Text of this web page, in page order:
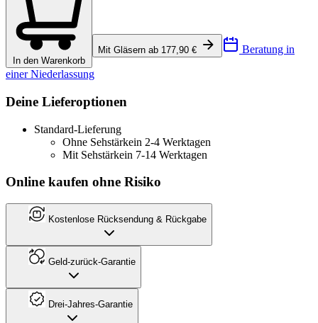
In den Warenkorb
Mit Gläsern ab 177,90 € Beratung in
einer Niederlassung
Deine Lieferoptionen
Standard-Lieferung
Ohne Sehstärkein 2-4 Werktagen
Mit Sehstärkein 7-14 Werktagen
Online kaufen ohne Risiko
Kostenlose Rücksendung & Rückgabe
Geld-zurück-Garantie
Drei-Jahres-Garantie